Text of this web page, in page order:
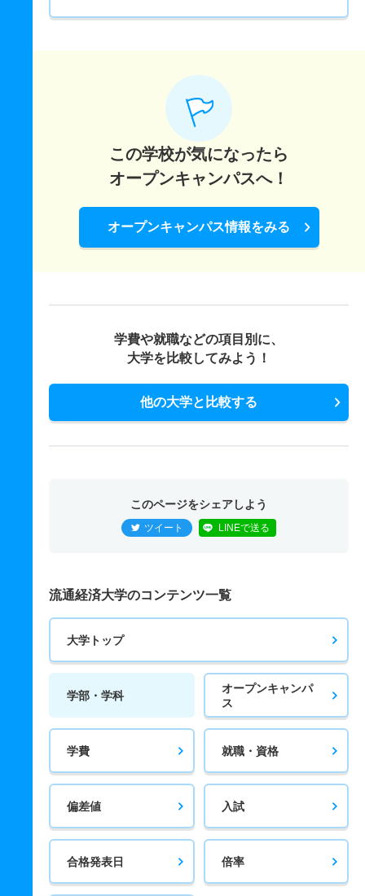
この学校が気になったら
オープンキャンパスへ！
オープンキャンパス情報をみる
学費や就職などの項目別に、
大学を比較してみよう！
他の大学と比較する
このページをシェアしよう
ツイート LINEで送る
流通経済大学のコンテンツ一覧
大学トップ
学部・学科
オープンキャンパ
ス
学費 就職・資格
偏差値 入試
合格発表日 倍率